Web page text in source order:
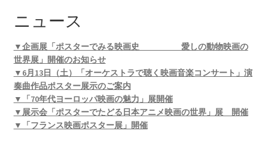
ニュース
▼企画展「ポスターでみる映画史 愛しの動物映画の
世界展」開催のお知らせ
▼6月13日（土）「オーケストラで聴く映画音楽コンサート」演
奏曲作品ポスター展示のご案内
▼「70年代ヨーロッパ映画の魅力」展開催
▼展示会「ポスターでたどる日本アニメ映画の世界」展 開催
▼「フランス映画ポスター展」開催